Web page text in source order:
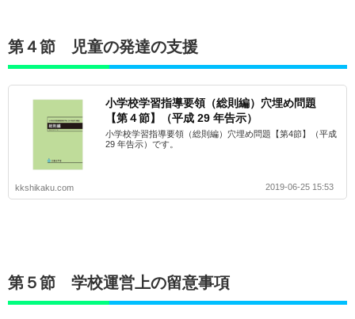
第４節 児童の発達の支援
小学校学習指導要領（総則編）穴埋め問題
【第４節】（平成 29 年告示）
小学校学習指導要領（総則編）穴埋め問題【第4節】（平成
29 年告示）です。
kkshikaku.com 2019-06-25 15:53
第５節 学校運営上の留意事項